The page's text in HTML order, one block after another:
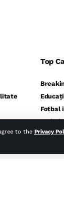
to the Privacy
Top
Fotbal
Fotbal
Pontul